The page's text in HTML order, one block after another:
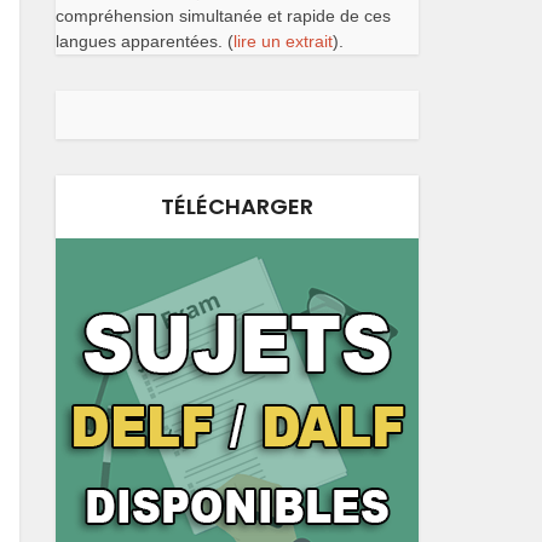
compréhension simultanée et rapide de ces
langues apparentées. (lire un extrait).
TÉLÉCHARGER